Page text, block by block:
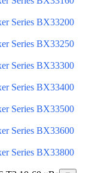
Series BX33200
Series BX33250
Series BX33300
Series BX33400
Series BX33500
Series BX33600
Series BX33800